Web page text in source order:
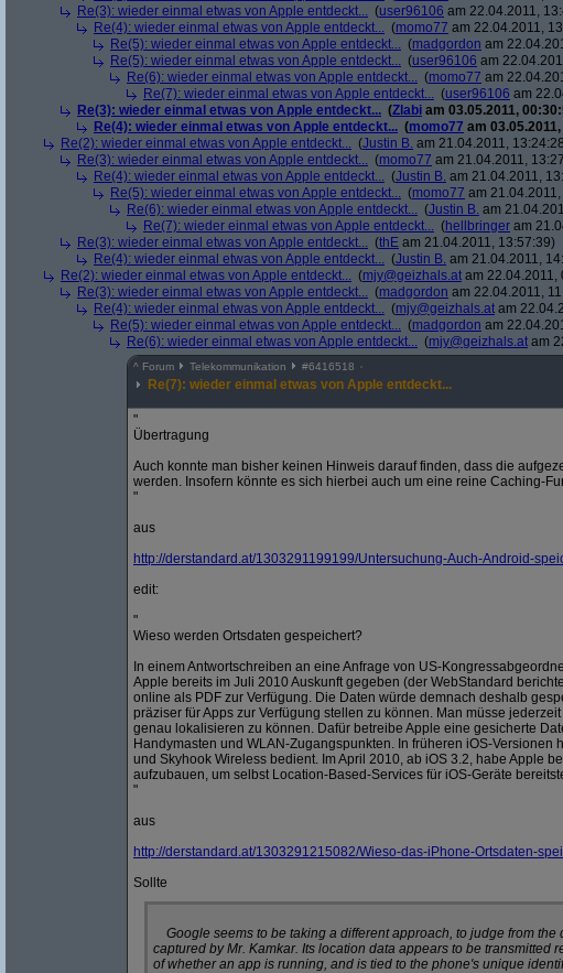
Re(3): wieder einmal etwas von Apple entdeckt... (user96106 am 22.04.2011,
Re(4): wieder einmal etwas von Apple entdeckt... (momo77 am 22.04.2011,
Re(5): wieder einmal etwas von Apple entdeckt... (madgordon am
Re(5): wieder einmal etwas von Apple entdeckt... (user96106 am
Re(6): wieder einmal etwas von Apple entdeckt... (momo77 am
Re(7): wieder einmal etwas von Apple entdeckt... (user96106 am
Re(3): wieder einmal etwas von Apple entdeckt... (Zlabi am 03.05.2011,
Re(4): wieder einmal etwas von Apple entdeckt... (momo77 am
Re(2): wieder einmal etwas von Apple entdeckt... (Justin B. am 21.04.2011,
Re(3): wieder einmal etwas von Apple entdeckt... (momo77 am 21.04.2011,
Re(4): wieder einmal etwas von Apple entdeckt... (Justin B. am 21.04.2011,
Re(5): wieder einmal etwas von Apple entdeckt... (momo77 am
Re(6): wieder einmal etwas von Apple entdeckt... (Justin B. am
Re(7): wieder einmal etwas von Apple entdeckt... (hellbringer am
Re(3): wieder einmal etwas von Apple entdeckt... (thE am 21.04.2011, 13:57:39)
Re(4): wieder einmal etwas von Apple entdeckt... (Justin B. am 21.04.2011,
Re(2): wieder einmal etwas von Apple entdeckt... (mjy@geizhals.at am 22.04.2011,
Re(3): wieder einmal etwas von Apple entdeckt... (madgordon am 22.04.2011,
Re(4): wieder einmal etwas von Apple entdeckt... (mjy@geizhals.at am
Re(5): wieder einmal etwas von Apple entdeckt... (madgordon am
Re(6): wieder einmal etwas von Apple entdeckt... (mjy@geizhals.at am
^ Forum Telekommunikation #6416518
Re(7): wieder einmal etwas von Apple entdeckt...
"
Übertragung
Auch konnte man bisher keinen Hinweis darauf finden, dass die
werden. Insofern könnte es sich hierbei auch um eine reine Caching-
"
aus
http://derstandard.at/1303291199199/Untersuchung-Auch-Android-
edit:
"
Wieso werden Ortsdaten gespeichert?
In einem Antwortschreiben an eine Anfrage von US-
Apple bereits im Juli 2010 Auskunft gegeben (der WebStandard
online als PDF zur Verfügung. Die Daten würde demnach deshalb
präziser für Apps zur Verfügung stellen zu können. Man müsse
genau lokalisieren zu können. Dafür betreibe Apple eine gesicherte
Handymasten und WLAN-Zugangspunkten. In früheren iOS-Versionen
und Skyhook Wireless bedient. Im April 2010, ab iOS 3.2, habe Apple
aufzubauen, um selbst Location-Based-Services für iOS-Geräte
"
aus
http://derstandard.at/1303291215082/Wieso-das-iPhone-Ortsdaten-
Sollte
Google seems to be taking a different approach, to judge from the
captured by Mr. Kamkar. Its location data appears to be transmitted
of whether an app is running, and is tied to the phone's unique